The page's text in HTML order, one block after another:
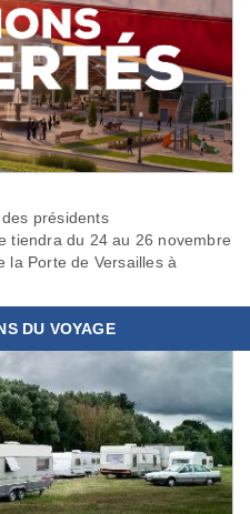
présidents
tiendra du 24 au 26 novembre
la Porte de Versailles à
DU VOYAGE